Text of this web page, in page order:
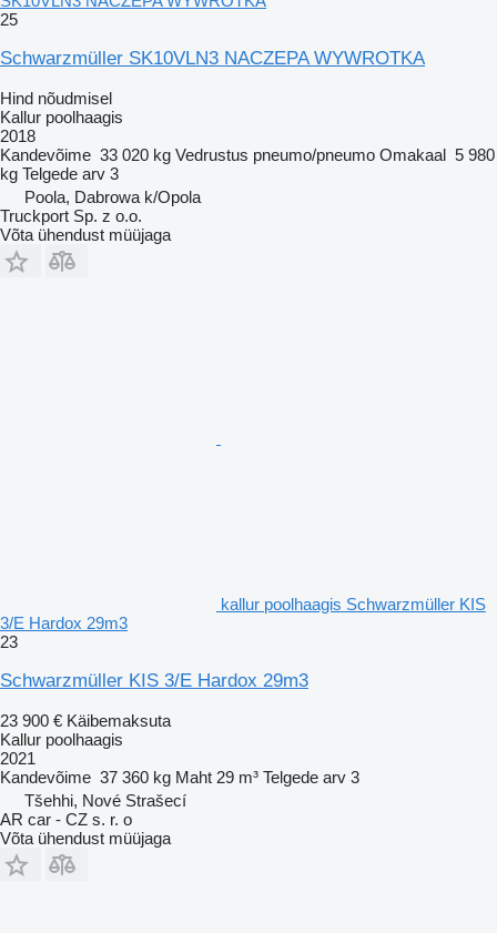
25
Schwarzmüller SK10VLN3 NACZEPA WYWROTKA
Hind nõudmisel
Kallur poolhaagis
2018
Kandevõime 33 020 kg Vedrustus pneumo/pneumo Omakaal 5 980
kg Telgede arv 3
Poola, Dabrowa k/Opola
Truckport Sp. z o.o.
Võta ühendust müüjaga
kallur poolhaagis Schwarzmüller KIS
3/E Hardox 29m3
23
Schwarzmüller KIS 3/E Hardox 29m3
23 900 € Käibemaksuta
Kallur poolhaagis
2021
Kandevõime 37 360 kg Maht 29 m³ Telgede arv 3
Tšehhi, Nové Strašecí
AR car - CZ s. r. o
Võta ühendust müüjaga